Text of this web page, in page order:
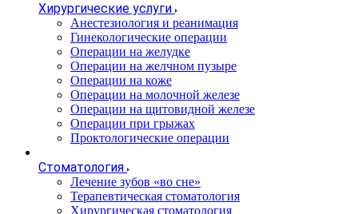
Хирургические услуги
Анестезиология и реанимация
Гинекологические операции
Операции на желудке
Операции на желчном пузыре
Операции на коже
Операции на молочной железе
Операции на щитовидной железе
Операции при грыжах
Проктологические операции
Стоматология
Лечение зубов «во сне»
Терапевтическая стоматология
Хирургическая стоматология